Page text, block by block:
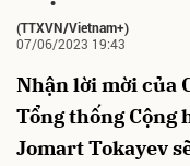
(TTXVN/Vietnam+)
07/06/2023 19:43
Nhận lời mời của
Tổng thống Cộng
Jomart Tokayev